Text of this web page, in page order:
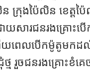
ក្រុងប៉ៃលិន ខេត្តប៉
ារជនរងគ្រោះបើក
ពេលបើកម៉ូតូមកដល់
រួចជនរងគ្រោះខំគ